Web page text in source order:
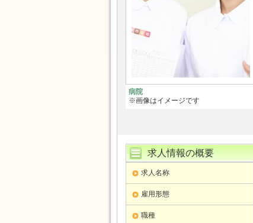
病院
※画像はイメージです
求人情報の概要
求人名称
雇用形態
職種